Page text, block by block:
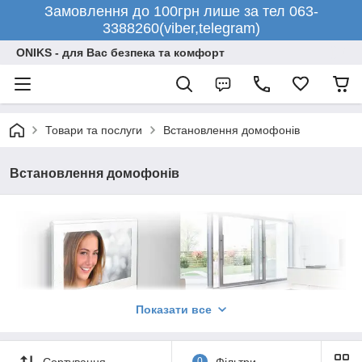
Замовлення до 100грн лише за тел 063-
3388260(viber,telegram)
ONIKS - для Вас безпека та комфорт
Товари та послуги Встановлення домофонів
Встановлення домофонів
Показати все